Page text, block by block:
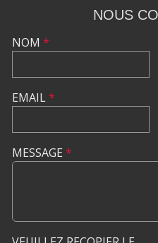
NOUS
NOM *
EMAIL*
MESSAGE *